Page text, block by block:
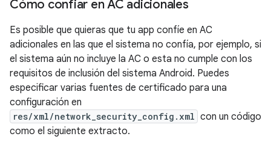
Cómo confiar en AC adicionales
Es posible que quieras que tu app confíe en AC
adicionales en las que el sistema no confía, por ejemplo, si
el sistema aún no incluye la AC o esta no cumple con los
requisitos de inclusión del sistema Android. Puedes
especificar varias fuentes de certificado para una
configuración en
res/xml/network_security_config.xml con un código
como el siguiente extracto.